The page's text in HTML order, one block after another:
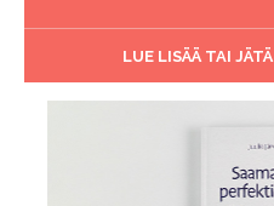
LUE LISÄÄ TAI